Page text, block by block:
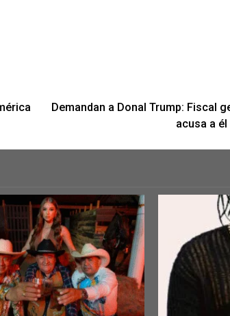
Demandan a Donal Trump: Fiscal
acusa a